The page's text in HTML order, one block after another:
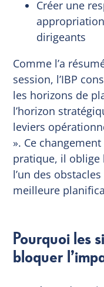
Créer une
dirigeants
Comme l’a
session, l’IBP
les horizons de
l’horizon
leviers
». Ce
pratique, il oblige
l’un des
meilleure
Pourquoi les
bloquer